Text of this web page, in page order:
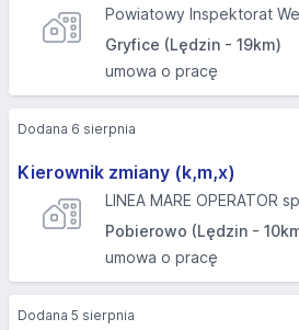
Powiatowy Inspektorat
Gryfice (Lędzin - 19km)
umowa o pracę
Kierownik zmiany (k,m,x)
LINEA MARE OPERATOR
Pobierowo (Lędzin -
umowa o pracę
Dodana 6 sierpnia
Dodana 5 sierpnia